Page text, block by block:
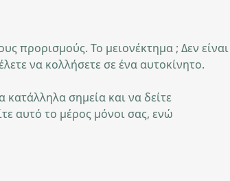
προρισμούς. Το μειονέκτημα ; Δεν είναι
να κολλήσετε σε ένα αυτοκίνητο.
σημεία και να δείτε
αυτό το μέρος μόνοι σας, ενώ